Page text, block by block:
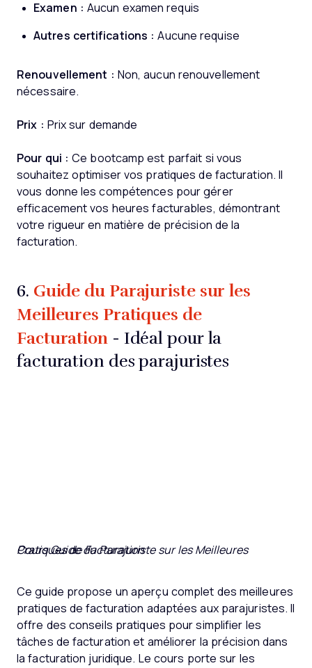
Examen : Aucun examen requis
Autres certifications : Aucune requise
Renouvellement : Non, aucun renouvellement
nécessaire.
Prix : Prix sur demande
Pour qui : Ce bootcamp est parfait si vous
souhaitez optimiser vos pratiques de facturation. Il
vous donne les compétences pour gérer
efficacement vos heures facturables, démontrant
votre rigueur en matière de précision de la
facturation.
6. Guide du Parajuriste sur les
Meilleures Pratiques de
Facturation- Idéal pour la
facturation des parajuristes
Cours Guide du Parajuriste sur les Meilleures Pratiques de Facturation
Ce guide propose un aperçu complet des meilleures
pratiques de facturation adaptées aux parajuristes. Il
offre des conseils pratiques pour simplifier les
tâches de facturation et améliorer la précision dans
la facturation juridique. Le cours porte sur les